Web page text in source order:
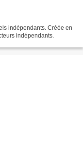
indépendants. Créée en
indépendants.